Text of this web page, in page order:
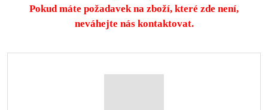
Pokud máte požadavek na zboží, které zde není,
neváhejte nás kontaktovat.